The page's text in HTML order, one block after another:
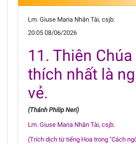
Lm. Giuse Maria Nhân Tài, csjb.
20:05 08/06/2026
11. Thiên Chúa
thích nhất là
vẻ.
(Thánh Philip Neri)
Lm. Giuse Maria Nhân Tài, csjb.
(Trích dịch từ tiếng Hoa trong "Cách